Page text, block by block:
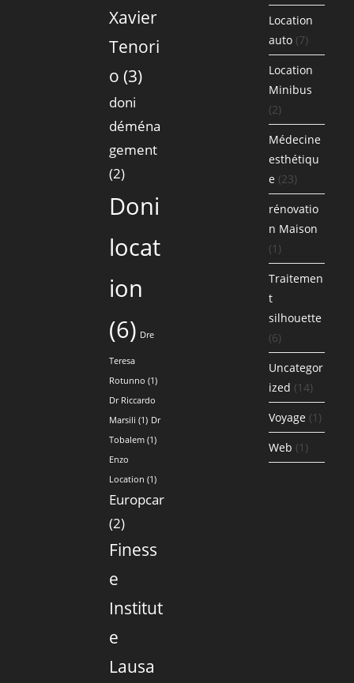
Xavier
Tenori
o (3)
doni
déména
gement
(2)
Doni
locat
ion
(6) Dre
Teresa
Rotunno (1)
Dr Riccardo
Marsili (1) Dr
Tobalem (1)
Enzo
Location (1)
Europcar
(2)
Finess
e
Institut
e
Lausa
Location
auto (7)
Location
Minibus
(2)
Médecine
esthétiqu
e (23)
rénovatio
n Maison
(1)
Traitemen
t
silhouette
(6)
Uncategor
ized (14)
Voyage (1)
Web (1)